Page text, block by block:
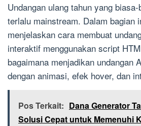
Undangan ulang tahun yang
terlalu mainstream. Dalam bagian
menjelaskan cara membuat
interaktif menggunakan script
bagaimana menjadikan undangan
dengan animasi, efek hover, dan
Pos Terkait: Dana Generator
Solusi Cepat untuk Memenuhi